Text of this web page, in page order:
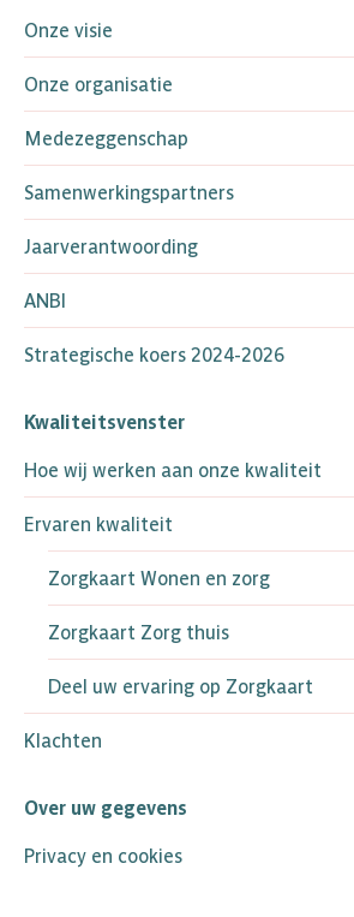
in
new
window
in
new
window
new
window
Onze visie
Onze organisatie
Medezeggenschap
Samenwerkingspartners
Jaarverantwoording
ANBI
Strategische koers 2024-2026
Kwaliteitsvenster
Hoe wij werken aan onze kwaliteit
Ervaren kwaliteit
Zorgkaart Wonen en zorg
Zorgkaart Zorg thuis
Deel uw ervaring op Zorgkaart
Klachten
Over uw gegevens
Privacy en cookies